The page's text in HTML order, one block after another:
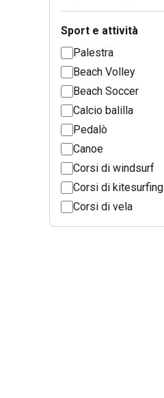
Sport e attività
Palestra
Beach Volley
Beach Soccer
Calcio balilla
Pedalò
Canoe
Corsi di windsurf
Corsi di kitesurfing
Corsi di vela